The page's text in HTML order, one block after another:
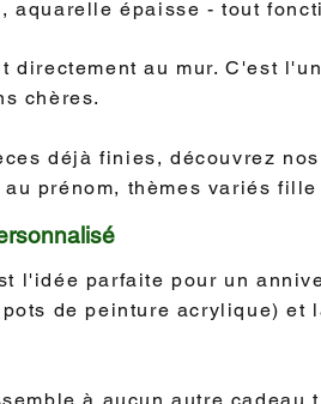
aquarelle épaisse - tout
directement au mur. C'est
chères.
déjà finies, découvrez
prénom, thèmes variés fille
l'idée parfaite pour un
de peinture acrylique) et